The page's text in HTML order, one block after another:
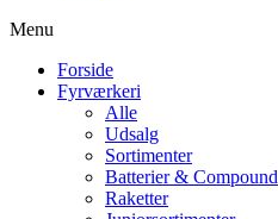
Menu
Forside
Fyrværkeri
Alle
Udsalg
Sortimenter
Batterier & Compound
Raketter